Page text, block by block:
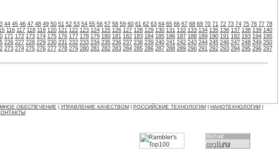
44 45 46 47 48 49 50 51 52 53 54 55 56 57 58 59 60 61 62 63 64 65 66 67 68 69 70 71 72 73 74 75 76 77 78
116 117 118 119 120 121 122 123 124 125 126 127 128 129 130 131 132 133 134 135 136 137 138 139 140
171 172 173 174 175 176 177 178 179 180 181 182 183 184 185 186 187 188 189 190 191 192 193 194 195
226 227 228 229 230 231 232 233 234 235 236 237 238 239 240 241 242 243 244 245 246 247 248 249 250
273 274 275 276 277 278 279 280 281 282 283 284 285 286 287 288 289 290 291 292 293 294 295 296 297
ОБЕСПЕЧЕНИЕ УПРАВЛЕНИЕ КАЧЕСТВОМ РОССИЙСКИЕ ТЕХНОЛОГИИ НАНОТЕХНОЛОГИИ